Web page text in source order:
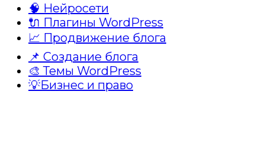
🧠 Нейросети
🔌 Плагины WordPress
📈 Продвижение блога
📌 Создание блога
🎨 Темы WordPress
💡Бизнес и право